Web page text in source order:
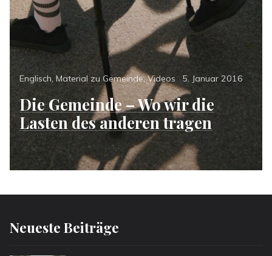
Categories
Englisch, Material zu Gemeinde,Videos
Posted
on
5. Januar 2016
Die Gemeinde – Wo wir die
Lasten des anderen tragen
Neueste Beiträge